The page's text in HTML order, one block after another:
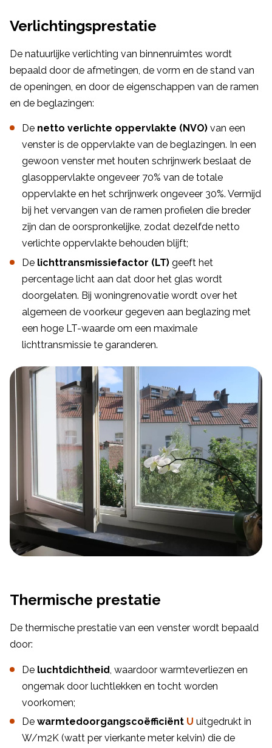
Verlichtingsprestatie
De natuurlijke verlichting van binnenruimtes wordt
bepaald door de afmetingen, de vorm en de stand van
de openingen, en door de eigenschappen van de ramen
en de beglazingen:
De netto verlichte oppervlakte (NVO) van een
venster is de oppervlakte van de beglazingen. In een
gewoon venster met houten schrijnwerk beslaat de
glasoppervlakte ongeveer 70% van de totale
oppervlakte en het schrijnwerk ongeveer 30%. Vermijd
bij het vervangen van de ramen profielen die breder
zijn dan de oorspronkelijke, zodat dezelfde netto
verlichte oppervlakte behouden blijft;
De lichttransmissiefactor (LT) geeft het
percentage licht aan dat door het glas wordt
doorgelaten. Bij woningrenovatie wordt over het
algemeen de voorkeur gegeven aan beglazing met
een hoge LT-waarde om een maximale
lichttransmissie te garanderen.
Thermische prestatie
De thermische prestatie van een venster wordt bepaald
door:
De luchtdichtheid , waardoor warmteverliezen en
ongemak door luchtlekken en tocht worden
voorkomen;
De warmtedoorgangscoëfficiënt U uitgedrukt in
W/m2K (watt per vierkante meter kelvin) die de